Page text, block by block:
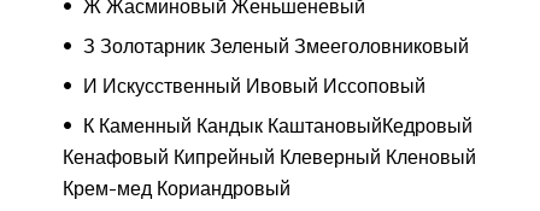
Ж Жасминовый Женьшеневый
З Золотарник Зеленый Змееголовниковый
И Искусственный Ивовый Иссоповый
К Каменный Кандык КаштановыйКедровый
Кенафовый Кипрейный Клеверный Кленовый
Крем-мед Кориандровый